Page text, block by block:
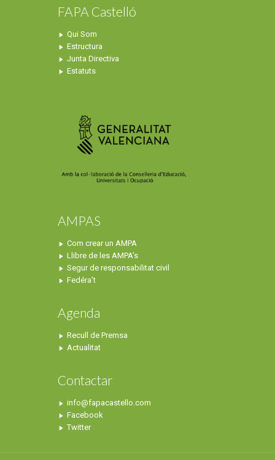
FAPA Castelló
Qui Som
Estructura
Junta Directiva
Estatuts
AMPAS
Com crear un AMPA
Llibre de les AMPA’s
Segur de responsabilitat civil
Fedéra’t
Agenda
Recull de Premsa
Actualitat
Contactar
info@fapacastello.com
Facebook
Twitter